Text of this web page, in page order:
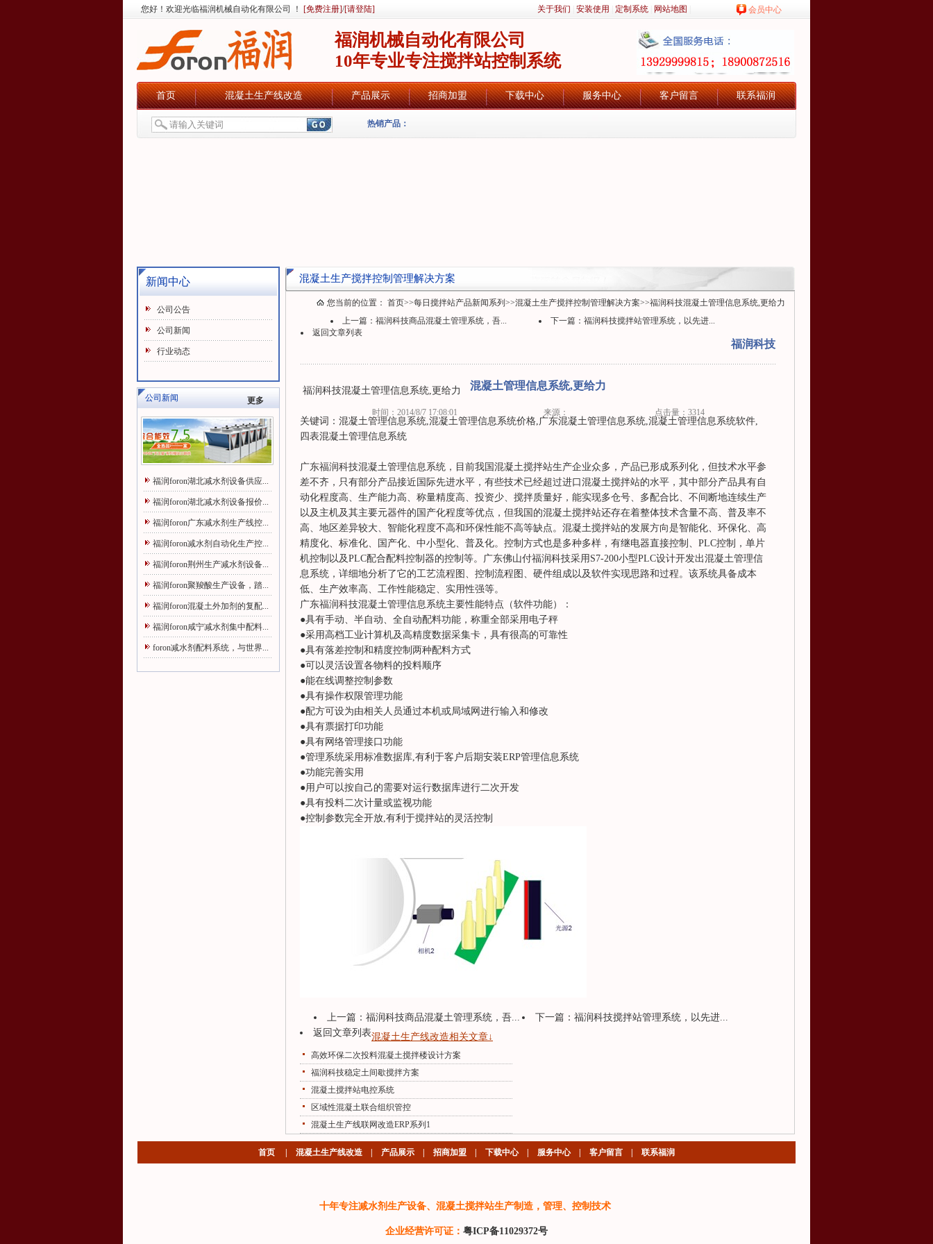
您好！欢迎光临福润机械自动化有限公司 ！ [免费注册]/[请登陆] 关于我们 安装使用 定制系统 网站地图 会员中心
福润机械自动化有限公司
10年专业专注搅拌站控制系统
首页 混凝土生产线改造 产品展示 招商加盟 下载中心 服务中心 客户留言 联系福润
热销产品：
新闻中心
公司公告
公司新闻
行业动态
公司新闻 更多
福润foron湖北减水剂设备供应...
福润foron湖北减水剂设备报价...
福润foron广东减水剂生产线控...
福润foron减水剂自动化生产控...
福润foron荆州生产减水剂设备...
福润foron聚羧酸生产设备，踏...
福润foron混凝土外加剂的复配...
福润foron咸宁减水剂集中配料...
foron减水剂配料系统，与世界...
混凝土生产搅拌控制管理解决方案
您当前的位置： 首页>>每日搅拌站产品新闻系列 >>混凝土生产搅拌控制管理解决方案>>福润科技混凝土管理信息系统,更给力
上一篇： 福润科技商品混凝土管理系统，吾... 下一篇： 福润科技搅拌站管理系统，以先进...
返回文章列表
福润科技
混凝土管理信息系统,更给力
时间：2014/8/7 17:08:01 来源： 点击量：3314
福润科技混凝土管理信息系统,更给力
关键词：混凝土管理信息系统,混凝土管理信息系统价格,广东混凝土管理信息系统,混凝土管理信息系统软件,
四表混凝土管理信息系统
广东福润科技混凝土管理信息系统，目前我国混凝土搅拌站生产企业众多，产品已形成系列化，但技术水平参
差不齐，只有部分产品接近国际先进水平，有些技术已经超过进口混凝土搅拌站的水平，其中部分产品具有自
动化程度高、生产能力高、称量精度高、投资少、搅拌质量好，能实现多仓号、多配合比、不间断地连续生产
以及主机及其主要元器件的国产化程度等优点，但我国的混凝土搅拌站还存在着整体技术含量不高、普及率不
高、地区差异较大、智能化程度不高和环保性能不高等缺点。混凝土搅拌站的发展方向是智能化、环保化、高
精度化、标准化、国产化、中小型化、普及化。控制方式也是多种多样，有继电器直接控制、PLC控制，单片
机控制以及PLC配合配料控制器的控制等。广东佛山付福润科技采用S7-200小型PLC设计开发出混凝土管理信
息系统，详细地分析了它的工艺流程图、控制流程图、硬件组成以及软件实现思路和过程。该系统具备成本
低、生产效率高、工作性能稳定、实用性强等。
广东福润科技混凝土管理信息系统主要性能特点（软件功能）：
●具有手动、半自动、全自动配料功能，称重全部采用电子秤
●采用高档工业计算机及高精度数据采集卡，具有很高的可靠性
●具有落差控制和精度控制两种配料方式
●可以灵活设置各物料的投料顺序
●能在线调整控制参数
●具有操作权限管理功能
●配方可设为由相关人员通过本机或局域网进行输入和修改
●具有票据打印功能
●具有网络管理接口功能
●管理系统采用标准数据库,有利于客户后期安装ERP管理信息系统
●功能完善实用
●用户可以按自己的需要对运行数据库进行二次开发
●具有投料二次计量或监视功能
●控制参数完全开放,有利于搅拌站的灵活控制
上一篇： 福润科技商品混凝土管理系统，吾... 下一篇： 福润科技搅拌站管理系统，以先进...
返回文章列表混凝土生产线改造相关文章↓
高效环保二次投料混凝土搅拌楼设计方案
福润科技稳定土间歇搅拌方案
混凝土搅拌站电控系统
区域性混凝土联合组织管控
混凝土生产线联网改造ERP系列1
首页 混凝土生产线改造 产品展示 招商加盟 下载中心 服务中心| 客户留言 联系福润
十年专注减水剂生产设备、混凝土搅拌站生产制造，管理、控制技术
企业经营许可证： 粤ICP备11029372号